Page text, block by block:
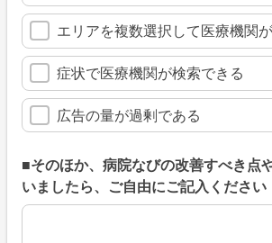
エリアを複数選択して医療機関
症状で医療機関が検索できる
広告の量が過剰である
■そのほか、病院なびの改善すべき点
いましたら、ご自由にご記入ください
■そのほか、病院なびの改善すべき点